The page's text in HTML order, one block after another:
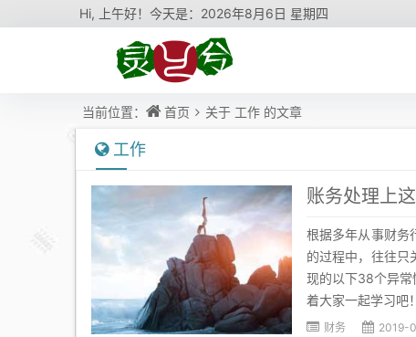
Hi, 上午好！今天是： 2026年8月6日 星期四
当前位置： 首页 关于 工作 的文章
工作
账务处理上
根据多年从事财务
的过程中，往往只
现的以下38个异常
着大家一起学习吧
财务 2019-